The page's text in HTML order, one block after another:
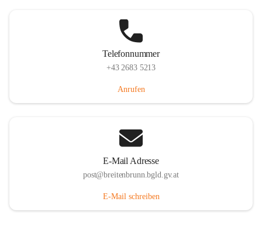
Telefonnummer
+43 2683 5213
Anrufen
E-Mail Adresse
post@breitenbrunn.bgld.gv.at
E-Mail schreiben